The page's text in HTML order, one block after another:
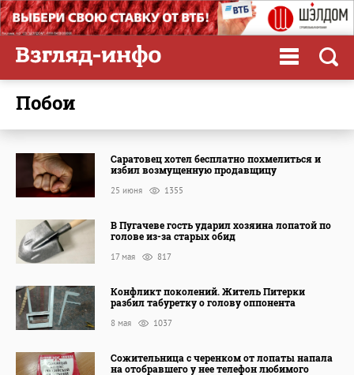
побои
Саратовец хотел бесплатно похмелиться и
избил возмущенную продавщицу
25 июня 1355
В Пугачеве гость ударил хозяина лопатой по
голове из-за старых обид
17 мая 817
Конфликт поколений. Житель Питерки
разбил табуретку о голову оппонента
8 мая 1037
Сожительница с черенком от лопаты напала
на отобравшего у нее телефон любимого